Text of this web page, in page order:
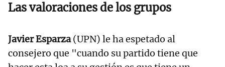
Las valoraciones de los grupos
Javier Esparza(UPN) le ha espetado al
consejero que "cuando su partido tiene que